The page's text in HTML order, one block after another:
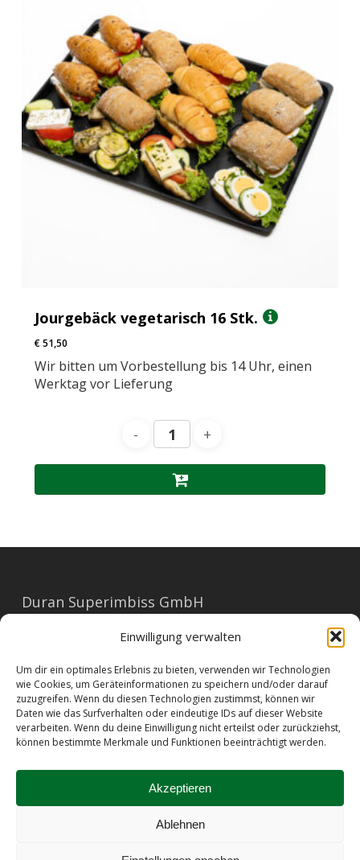
Einwilligung verwalten
Um dir ein optimales Erlebnis zu bieten, verwenden wir Technologien
wie Cookies, um Geräteinformationen zu speichern und/oder darauf
zuzugreifen. Wenn du diesen Technologien zustimmst, können wir
Daten wie das Surfverhalten oder eindeutige IDs auf dieser Website
verarbeiten. Wenn du deine Einwilligung nicht erteilst oder zurückziehst,
können bestimmte Merkmale und Funktionen beeinträchtigt werden.
Akzeptieren
Ablehnen
Jourgebäck vegetarisch 16 Stk.
€51,50
Wir bitten um Vorbestellung bis 14 Uhr, einen
Werktag vor Lieferung
Duran Superimbiss GmbH
E-Mail: office@duran.at
Tel: 01/596 23 73
|
Datenschutz|Allergene|Kontakt